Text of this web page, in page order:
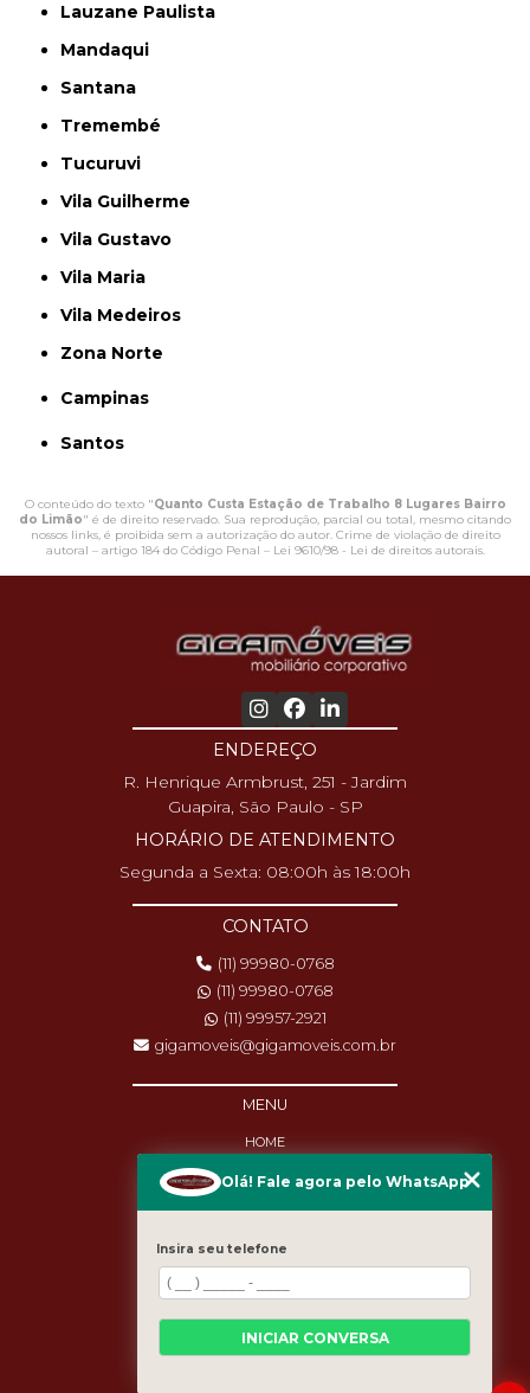
Lauzane Paulista
Mandaqui
Santana
Tremembé
Tucuruvi
Vila Guilherme
Vila Gustavo
Vila Maria
Vila Medeiros
Zona Norte
Campinas
Santos
O conteúdo do texto "Quanto Custa Estação de Trabalho 8 Lugares Bairro
do Limão" é de direito reservado. Sua reprodução, parcial ou total, mesmo citando
nossos links, é proibida sem a autorização do autor. Crime de violação de direito
autoral – artigo 184 do Código Penal – Lei 9610/98 - Lei de direitos autorais.
ENDEREÇO
R. Henrique Armbrust, 251 - Jardim
Guapira, São Paulo - SP
HORÁRIO DE ATENDIMENTO
Segunda a Sexta: 08:00h às 18:00h
CONTATO
(11) 99980-0768
(11) 99980-0768
(11) 99957-2921
gigamoveis@gigamoveis.com.br
MENU
HOME
PRODUTOS
MANUTENÇÃO
CASES
MAPA DO SITE
Olá! Fale agora pelo WhatsApp
Insira seu telefone
INICIAR CONVERSA